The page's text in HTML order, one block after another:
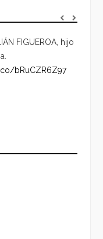
FIGUEROA, hijo
bRuCZR6Z97